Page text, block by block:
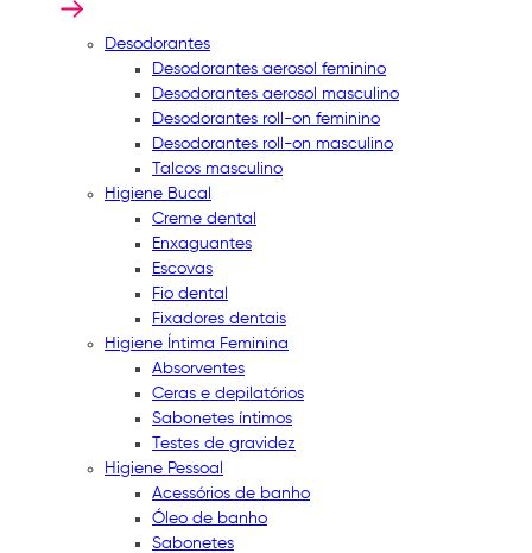
Desodorantes
Desodorantes aerosol feminino
Desodorantes aerosol masculino
Desodorantes roll-on feminino
Desodorantes roll-on masculino
Talcos masculino
Higiene Bucal
Creme dental
Enxaguantes
Escovas
Fio dental
Fixadores dentais
Higiene Íntima Feminina
Absorventes
Ceras e depilatórios
Sabonetes íntimos
Testes de gravidez
Higiene Pessoal
Acessórios de banho
Óleo de banho
Sabonetes